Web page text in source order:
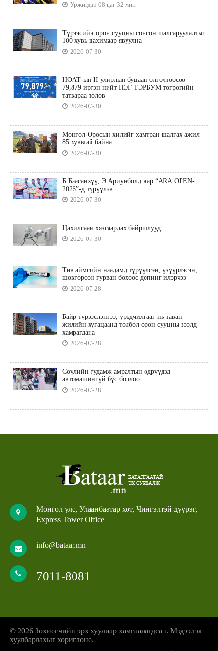
Уржигдар 08 цаг 32 мин
Түрээсийн орон сууцны сонгон шалгаруулалтыг
100 хувь цахимаар явуулна
2026-07-30
НӨАТ-ын II улирлын буцаан олголтоосоо
79,879 иргэн нийт НЭГ ТЭРБУМ төгрөгийн
татвараа төлөв
2026-07-30
Монгол-Оросын хилийг хамтран шалгах ажил
85 хувьтай байна
2026-07-30
Б.Баасанхүү, Э.Ариунболд нар “ARA OPEN-
2026”-д түрүүлэв
2026-07-30
Цахилгаан хязгаарлах байршлууд
2026-07-30
Төв аймгийн наадамд түрүүлсэн, үзүүрлэсэн,
шөвгөрсөн гурван бөхөөс допинг илэрчээ
2026-07-28
Байр түрээслэнгээ, урьдчилгааг нь таван
жилийн хугацаанд төлбөл орон сууцны зээлд
хамрагдана
2026-07-28
Сөүлийн гудамж амралтын өдрүүдэд
автомашингүй бүс боллоо
2026-07-28
Монгол улс, Улаанбаатар хот, Чингэлтэй дүүрэг,
Express Tower Office
info@bataar.mn
7011-8081
© 2026 Зохиогчийн эрх хуулиар хамгаалагдсан. Мэдээлэл
хуулбарлахыг хориглоно.